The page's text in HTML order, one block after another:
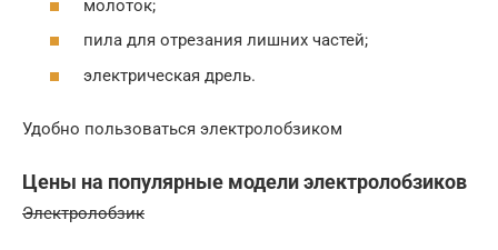
молоток;
пила для отрезания лишних частей;
электрическая дрель.
Удобно пользоваться электролобзиком
Цены на популярные модели электролобзиков
Электролобзик